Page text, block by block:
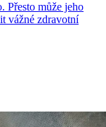
Přesto může jeho
vážné zdravotní